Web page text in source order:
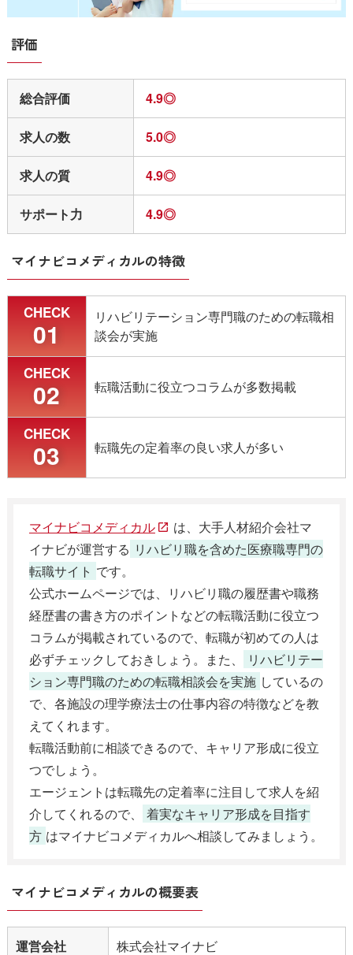
自分の希望している条件に対して、たくさんの求
人を見ることができました。
求人を紹介された後も希望に沿っていなければ、
さらに次の求人を紹介してくれるので多くの求人
から慎重に選べました。
どれに応募するか悩んでいる時には、担当の方が
親身になって相談に乗ってくれたのも良かったで
す。
今は理想の職場で働けているので、PTOT人材バン
クの担当の方には感謝しています。
男性
僕は転職時に転職サイト使ったんだけど、PTOT人
材バンクが一番相性良かった
担当者もめっちゃ親身な人で、厳しい条件でも探
してくれたし
でも、なかには「全然合わなかった！」って人も
いる。
要は担当者で決まるから、こればっかりは登録し
出典：X
評価
総合評価 4.9◎
求人の数 5.0◎
求人の質 4.9◎
サポート力 4.9◎
マイナビコメディカルの特徴
CHECK
01
リハビリテーション専門職のための転職相
談会が実施
CHECK
02 転職活動に役立つコラムが多数掲載
CHECK
03 転職先の定着率の良い求人が多い
マイナビコメディカル
は、大手人材紹介会社マ
イナビが運営する リハビリ職を含めた医療職専門の
転職サイト です。
公式ホームページでは、リハビリ職の履歴書や職務
経歴書の書き方のポイントなどの転職活動に役立つ
コラムが掲載されているので、転職が初めての人は
必ずチェックしておきしょう。また、
リハビリテー
ション専門職のための転職相談会を実施 しているの
で、各施設の理学療法士の仕事内容の特徴などを教
えてくれます。
転職活動前に相談できるので、キャリア形成に役立
つでしょう。
エージェントは転職先の定着率に注目して求人を紹
介してくれるので、
着実なキャリア形成を目指す
方 はマイナビコメディカルへ相談してみましょう。
マイナビコメディカルの概要表
運営会社 株式会社マイナビ